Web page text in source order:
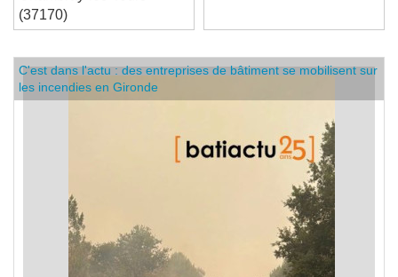
Chambray-lès-Tours
(37170)
C'est dans l'actu : des entreprises de bâtiment se mobilisent sur
les incendies en Gironde